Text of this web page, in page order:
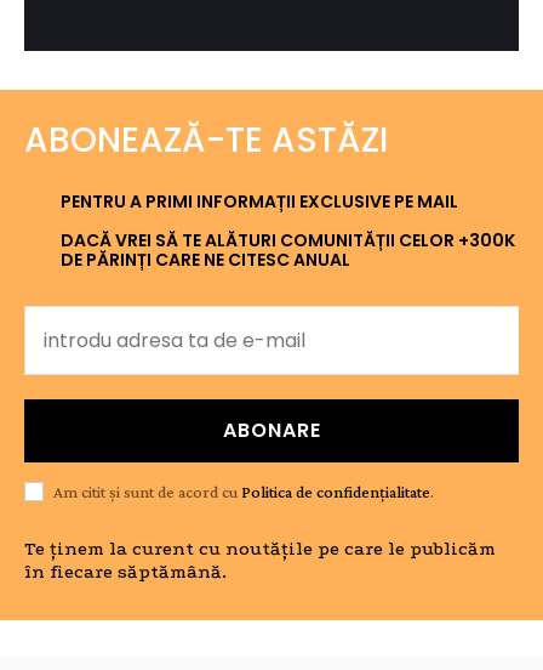
ABONEAZĂ-TE ASTĂZI
PENTRU A PRIMI INFORMAȚII EXCLUSIVE PE MAIL
DACĂ VREI SĂ TE ALĂTURI COMUNITĂȚII CELOR +300K
DE PĂRINȚI CARE NE CITESC ANUAL
ABONARE
Am citit și sunt de acord cu Politica de confidențialitate.
Te ținem la curent cu noutățile pe care le publicăm
în fiecare săptămână.